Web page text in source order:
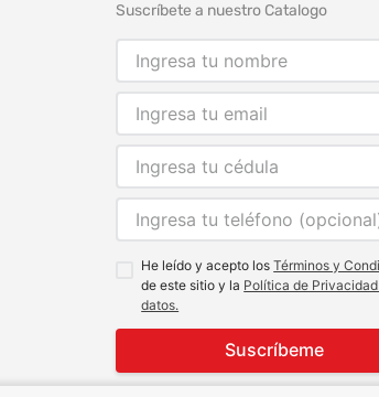
Suscríbete a nuestro Catalogo
He leído y acepto losTérminos y
de este sitio y la Política de
datos.
Suscríbeme